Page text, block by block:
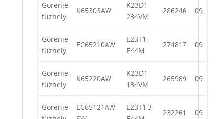
Gorenje
tűzhely
K65303AW
K23D1-
234VM
286246 09
Gorenje
tűzhely
EC65210AW
E23T1-
E44M
274817 09
Gorenje
tűzhely
K65220AW
K23D1-
134VM
265989 09
Gorenje
EC65121AW-
E23T1.3-
232261 09